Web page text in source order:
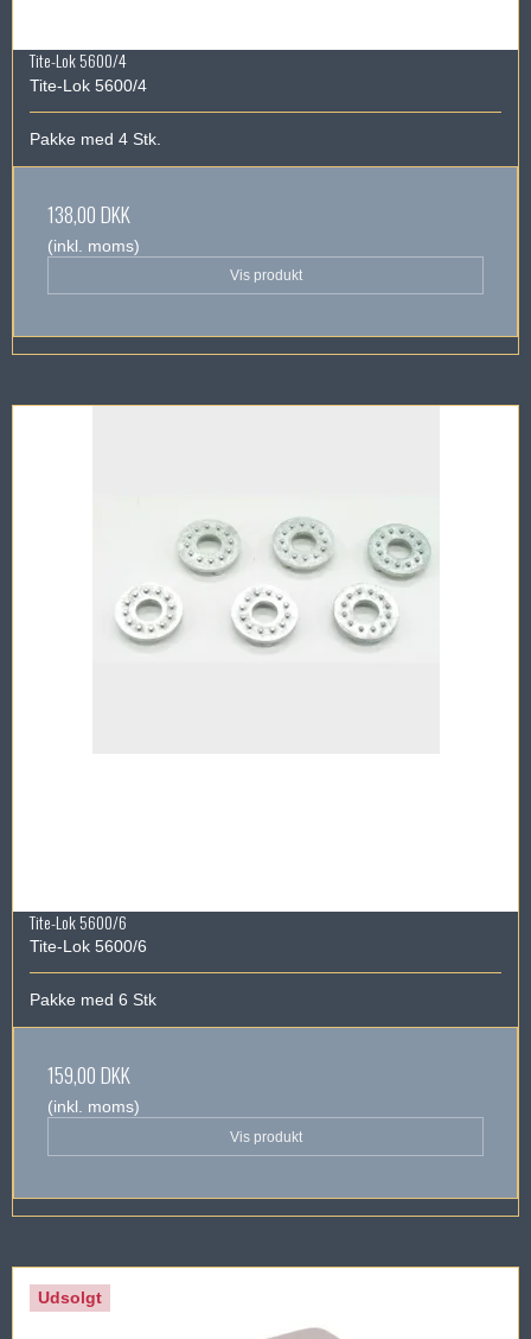
Tite-Lok 5600/4
Tite-Lok 5600/4
Pakke med 4 Stk.
138,00 DKK
(inkl. moms)
Vis produkt
Tite-Lok 5600/6
Tite-Lok 5600/6
Pakke med 6 Stk
159,00 DKK
(inkl. moms)
Vis produkt
Udsolgt